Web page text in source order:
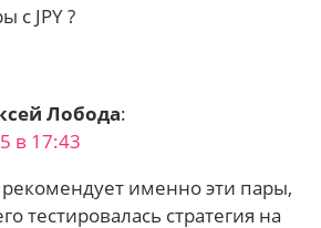
с JPY ?
Лобода:
в 17:43
рекомендует именно эти пары,
тестировалась стратегия на